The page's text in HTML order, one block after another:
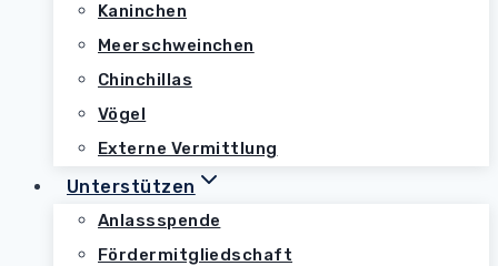
Kaninchen
Meerschweinchen
Chinchillas
Vögel
Externe Vermittlung
Unterstützen
Anlassspende
Fördermitgliedschaft